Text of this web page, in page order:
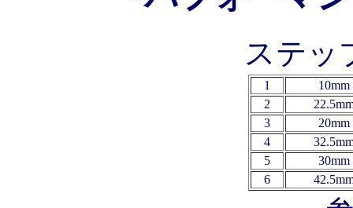
ステッ
1
2
3
4
5
30mm
6
42.5